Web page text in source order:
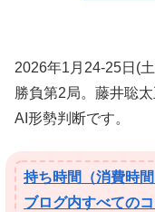
2026年1月24-25日(
勝負第2局。藤井聡
AI形勢判断です。
持ち時間（消費時
ブログ内すべての